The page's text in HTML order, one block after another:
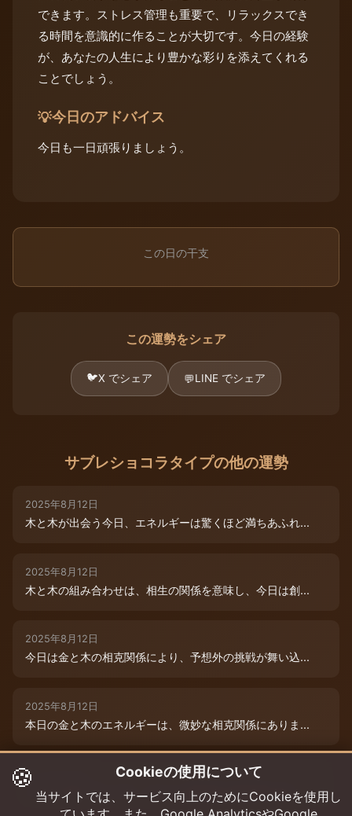
できます。ストレス管理も重要で、リラックスでき
る時間を意識的に作ることが大切です。今日の経験
が、あなたの人生により豊かな彩りを添えてくれる
ことでしょう。
💡今日のアドバイス
今日も一日頑張りましょう。
この日の干支
この運勢をシェア
🐦X でシェア 💬LINE でシェア
サブレショコラタイプの他の運勢
2025年8月12日
木と木が出会う今日、エネルギーは驚くほど満ちあふれ...
2025年8月12日
木と木の組み合わせは、相生の関係を意味し、今日は創...
2025年8月12日
今日は金と木の相克関係により、予想外の挑戦が舞い込...
2025年8月12日
本日の金と木のエネルギーは、微妙な相克関係にありま...
2025年8月9日
木と木が寄り添う今日、あなたの創造性は最高潮に達し...
🍪 Cookieの使用について
当サイトでは、サービス向上のためにCookieを使用し